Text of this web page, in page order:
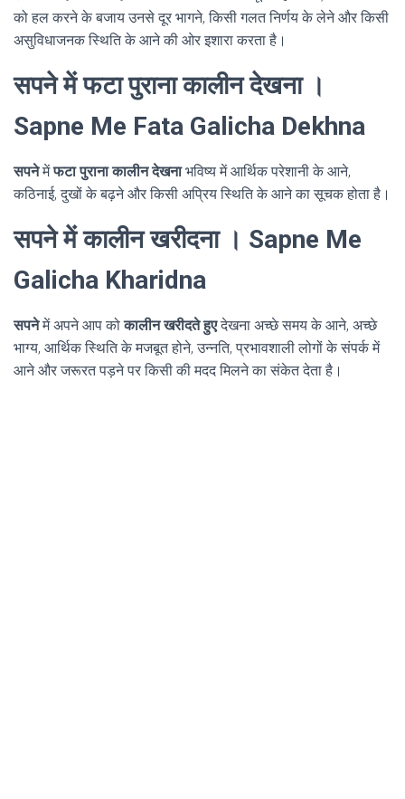
को हल करने के बजाय उनसे दूर भागने, किसी गलत निर्णय के लेने और किसी
असुविधाजनक स्थिति के आने की ओर इशारा करता है।
सपने में फटा पुराना कालीन देखना ।
Sapne Me Fata Galicha Dekhna
सपनेमेंफटा पुराना कालीन देखनाभविष्य में आर्थिक परेशानी के आने,
कठिनाई, दुखों के बढ़ने और किसी अप्रिय स्थिति के आने का सूचक होता है।
सपने में कालीन खरीदना । Sapne Me
Galicha Kharidna
सपनेमें अपने आप कोकालीन खरीदते हुएदेखना अच्छे समय के आने, अच्छे
भाग्य, आर्थिक स्थिति के मजबूत होने, उन्नति, प्रभावशाली लोगों के संपर्क में
आने और जरूरत पड़ने पर किसी की मदद मिलने का संकेत देता है।